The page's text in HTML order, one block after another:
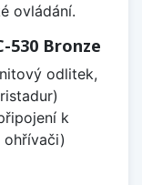
ovládání.
530 Bronze
odlitek,
k
ohřívači)